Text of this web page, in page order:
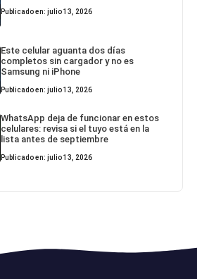
Publicado en: julio 13, 2026
Este celular aguanta dos días
completos sin cargador y no es
Samsung ni iPhone
Publicado en: julio 13, 2026
WhatsApp deja de funcionar en estos
celulares: revisa si el tuyo está en la
lista antes de septiembre
Publicado en: julio 13, 2026